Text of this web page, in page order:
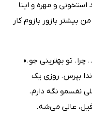
و مهره و اینا
بیشتر بازور بازوم کار
تو بهترینی جو.»
بپرس. روزی یک
نفسمو نگه دارم.
عالی می‌شه.